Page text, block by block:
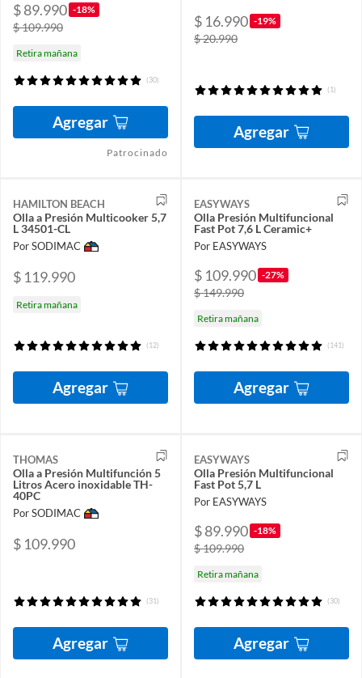
$ 89.990 -18%
$ 109.990
Retira mañana
(30)
Agregar
Patrocinado
$ 16.990 -19%
$ 20.990
(1)
Agregar
HAMILTON BEACH
Olla a Presión Multicooker 5,7
L 34501-CL
Por SODIMAC
$ 119.990
Retira mañana
(12)
Agregar
EASYWAYS
Olla Presión Multifuncional
Fast Pot 7,6 L Ceramic+
Por EASYWAYS
$ 109.990 -27%
$ 149.990
Retira mañana
(141)
Agregar
THOMAS
Olla a Presión Multifunción 5
Litros Acero inoxidable TH-
40PC
Por SODIMAC
$ 109.990
(31)
Agregar
EASYWAYS
Olla Presión Multifuncional
Fast Pot 5,7 L
Por EASYWAYS
$ 89.990 -18%
$ 109.990
Retira mañana
(30)
Agregar